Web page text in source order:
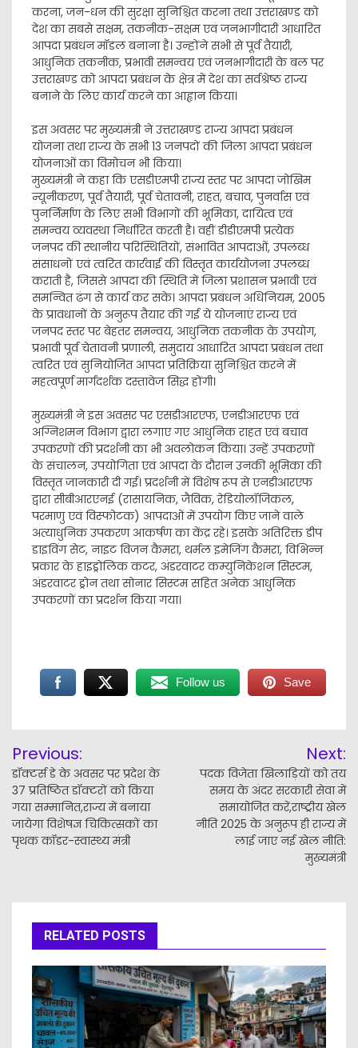
करना, जन-धन की सुरक्षा सुनिश्चित करना तथा उत्तराखण्ड को
देश का सबसे सक्षम, तकनीक-सक्षम एवं जनभागीदारी आधारित
आपदा प्रबंधन मॉडल बनाना है। उन्होंने सभी से पूर्व तैयारी,
आधुनिक तकनीक, प्रभावी समन्वय एवं जनभागीदारी के बल पर
उत्तराखण्ड को आपदा प्रबंधन के क्षेत्र में देश का सर्वश्रेष्ठ राज्य
बनाने के लिए कार्य करने का आह्वान किया।
इस अवसर पर मुख्यमंत्री ने उत्तराखण्ड राज्य आपदा प्रबंधन
योजना तथा राज्य के सभी 13 जनपदों की जिला आपदा प्रबंधन
योजनाओं का विमोचन भी किया।
मुख्यमंत्री ने कहा कि एसडीएमपी राज्य स्तर पर आपदा जोखिम
न्यूनीकरण, पूर्व तैयारी, पूर्व चेतावनी, राहत, बचाव, पुनर्वास एवं
पुनर्निर्माण के लिए सभी विभागों की भूमिका, दायित्व एवं
समन्वय व्यवस्था निर्धारित करती है। वहीं डीडीएमपी प्रत्येक
जनपद की स्थानीय परिस्थितियों, संभावित आपदाओं, उपलब्ध
संसाधनों एवं त्वरित कार्रवाई की विस्तृत कार्ययोजना उपलब्ध
कराती है, जिससे आपदा की स्थिति में जिला प्रशासन प्रभावी एवं
समन्वित ढंग से कार्य कर सके। आपदा प्रबंधन अधिनियम, 2005
के प्रावधानों के अनुरूप तैयार की गई ये योजनाएं राज्य एवं
जनपद स्तर पर बेहतर समन्वय, आधुनिक तकनीक के उपयोग,
प्रभावी पूर्व चेतावनी प्रणाली, समुदाय आधारित आपदा प्रबंधन तथा
त्वरित एवं सुनियोजित आपदा प्रतिक्रिया सुनिश्चित करने में
महत्वपूर्ण मार्गदर्शक दस्तावेज सिद्ध होंगी।
मुख्यमंत्री ने इस अवसर पर एसडीआरएफ, एनडीआरएफ एवं
अग्निशमन विभाग द्वारा लगाए गए आधुनिक राहत एवं बचाव
उपकरणों की प्रदर्शनी का भी अवलोकन किया। उन्हें उपकरणों
के संचालन, उपयोगिता एवं आपदा के दौरान उनकी भूमिका की
विस्तृत जानकारी दी गई। प्रदर्शनी में विशेष रूप से एनडीआरएफ
द्वारा सीबीआरएनई (रासायनिक, जैविक, रेडियोलॉजिकल,
परमाणु एवं विस्फोटक) आपदाओं में उपयोग किए जाने वाले
अत्याधुनिक उपकरण आकर्षण का केंद्र रहे। इसके अतिरिक्त डीप
डाइविंग सेट, नाइट विजन कैमरा, थर्मल इमेजिंग कैमरा, विभिन्न
प्रकार के हाइड्रोलिक कटर, अंडरवाटर कम्युनिकेशन सिस्टम,
अंडरवाटर ड्रोन तथा सोनार सिस्टम सहित अनेक आधुनिक
उपकरणों का प्रदर्शन किया गया।
Follow us Save
navigation
Previous:
डॉक्टर्स डे के अवसर पर प्रदेश के
37 प्रतिष्ठित डॉक्टरों को किया
गया सम्मानित,राज्य में बनाया
जायेगा विशेषज्ञ चिकित्सकों का
पृथक कॉडर-स्वास्थ्य मंत्री
Next:
पदक विजेता खिलाड़ियों को तय
समय के अंदर सरकारी सेवा में
समायोजित करें,राष्ट्रीय खेल
नीति 2025 के अनुरूप ही राज्य में
लाई जाए नई खेल नीति:
मुख्यमंत्री
RELATED POSTS